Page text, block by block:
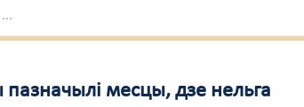
пазначылі месцы, дзе нельга